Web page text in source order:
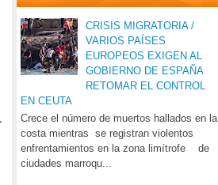
CRISIS MIGRATORIA /
VARIOS PAÍSES
EUROPEOS EXIGEN AL
GOBIERNO DE ESPAÑA
RETOMAR EL CONTROL
EN CEUTA
Crece el número de muertos hallados en la
costa mientras se registran violentos
enfrentamientos en la zona limítrofe de
ciudades marroqu...